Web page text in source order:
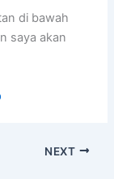
di bawah
saya akan
NEXT